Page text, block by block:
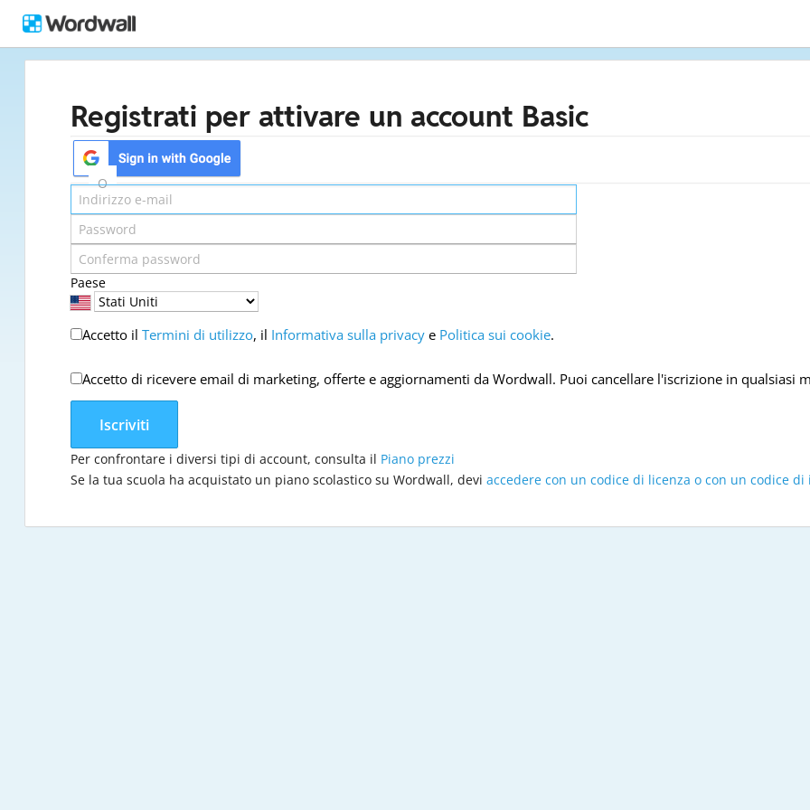
Registrati per attivare un account Basic
O
Paese
Accetto il Termini di utilizzo, il Informativa sulla privacye Politica sui cookie.
Accetto di ricevere email di marketing, offerte e aggiornamenti da Wordwall. Puoi cancellare l'iscrizione in qualsiasi
Iscriviti
Per confrontare i diversi tipi di account, consulta il Piano prezzi
Se la tua scuola ha acquistato un piano scolastico su Wordwall, devi accedere con un codice di licenza o con un codice di